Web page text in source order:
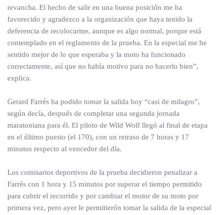
revancha. El hecho de salir en una buena posición me ha
favorecido y agradezco a la organización que haya tenido la
deferencia de recolocarme, aunque es algo normal, porque está
contemplado en el reglamento de la prueba. En la especial me he
sentido mejor de lo que esperaba y la moto ha funcionado
correctamente, así que no había motivo para no hacerlo bien”,
explica.
Gerard Farrés ha podido tomar la salida hoy “casi de milagro”,
según decía, después de completar una segunda jornada
maratoniana para él. El piloto de Wild Wolf llegó al final de etapa
en el último puesto (el 170), con un retraso de 7 horas y 17
minutos respecto al vencedor del día.
Los comisarios deportivos de la prueba decidieron penalizar a
Farrés con 1 hora y 15 minutos por superar el tiempo permitido
para cubrir el recorrido y por cambiar el motor de su moto por
primera vez, pero ayer le permitierón tomar la salida de la especial